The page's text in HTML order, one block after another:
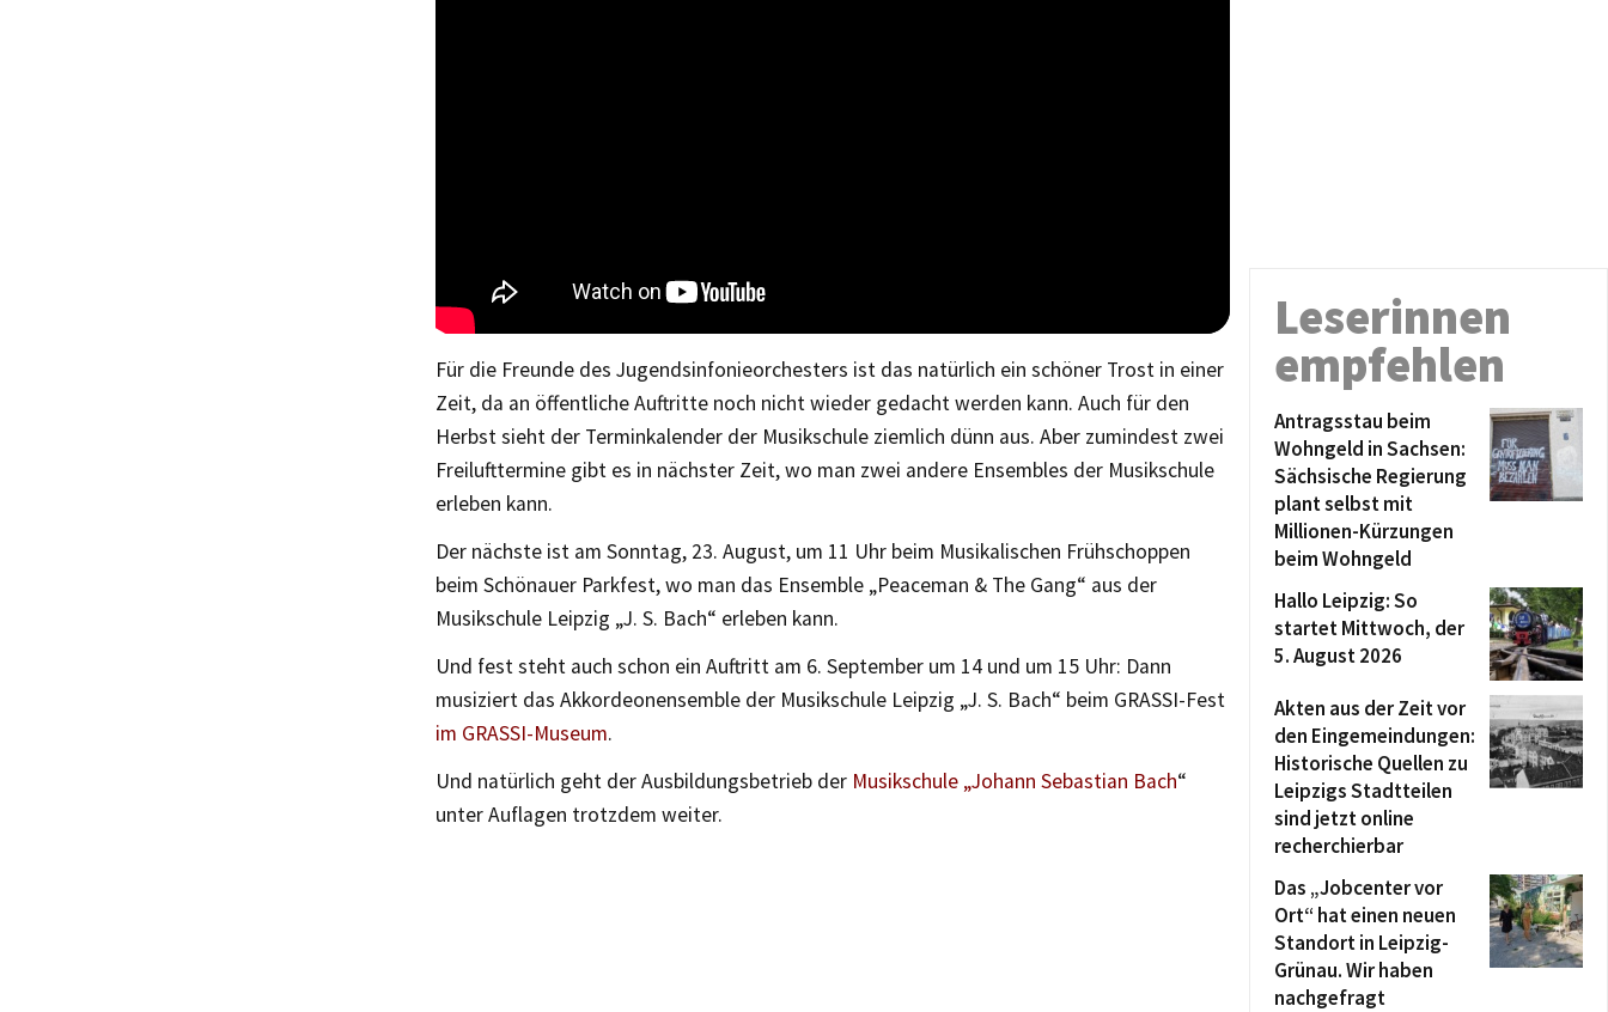
Für die Freunde des Jugendsinfonieorchesters ist das natürlich ein schöner Trost in einer
Zeit, da an öffentliche Auftritte noch nicht wieder gedacht werden kann. Auch für den
Herbst sieht der Terminkalender der Musikschule ziemlich dünn aus. Aber zumindest zwei
Freilufttermine gibt es in nächster Zeit, wo man zwei andere Ensembles der Musikschule
erleben kann.
Der nächste ist am Sonntag, 23. August, um 11 Uhr beim Musikalischen Frühschoppen
beim Schönauer Parkfest, wo man das Ensemble „Peaceman & The Gang“ aus der
Musikschule Leipzig „J. S. Bach“ erleben kann.
Und fest steht auch schon ein Auftritt am 6. September um 14 und um 15 Uhr: Dann
musiziert das Akkordeonensemble der Musikschule Leipzig „J. S. Bach“ beim GRASSI-Fest
im GRASSI-Museum.
Und natürlich geht der Ausbildungsbetrieb der Musikschule „Johann Sebastian Bach“
unter Auflagen trotzdem weiter.
Leserinnen
empfehlen
Antragsstau beim
Wohngeld in Sachsen:
Sächsische Regierung
plant selbst mit
Millionen-Kürzungen
beim Wohngeld
Hallo Leipzig: So
startet Mittwoch, der
5. August 2026
Akten aus der Zeit vor
den Eingemeindungen:
Historische Quellen zu
Leipzigs Stadtteilen
sind jetzt online
recherchierbar
Das „Jobcenter vor
Ort“ hat einen neuen
Standort in Leipzig-
Grünau. Wir haben
nachgefragt